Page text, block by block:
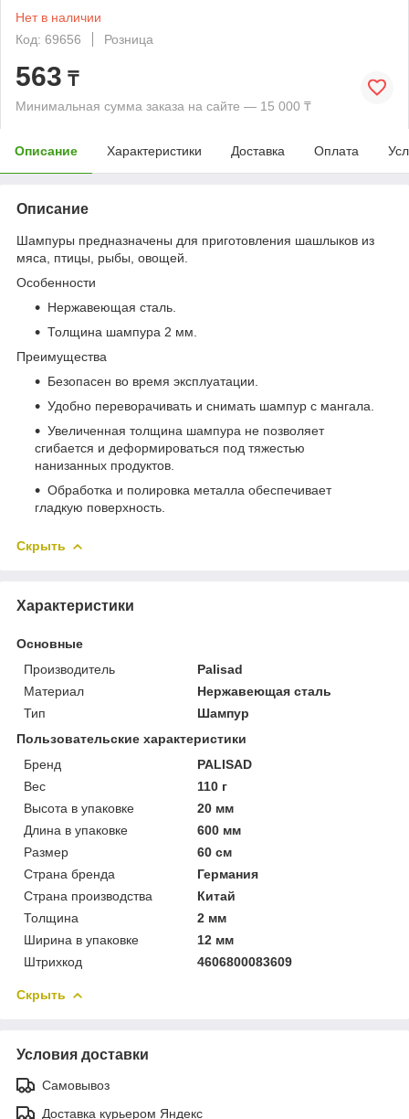
Нет в наличии
Код: 69656
Розница
563 ₸
Минимальная сумма заказа на сайте — 15 000 ₸
Описание Характеристики Доставка Оплата
Описание
Шампуры предназначены для приготовления шашлыков из
мяса, птицы, рыбы, овощей.
Особенности
Нержавеющая сталь.
Толщина шампура 2 мм.
Преимущества
Безопасен во время эксплуатации.
Удобно переворачивать и снимать шампур с мангала.
Увеличенная толщина шампура не позволяет
сгибается и деформироваться под тяжестью
нанизанных продуктов.
Обработка и полировка металла обеспечивает
гладкую поверхность.
Скрыть
Характеристики
Основные
Производитель
Palisad
Материал
Нержавеющая сталь
Тип
Шампур
Пользовательские характеристики
Бренд
PALISAD
Вес
110 г
Высота в упаковке
20 мм
Длина в упаковке
600 мм
Размер
60 см
Страна бренда
Германия
Страна производства
Китай
Толщина
2 мм
Ширина в упаковке
12 мм
Штрихкод
4606800083609
Скрыть
Условия доставки
Самовывоз
Доставка курьером Яндекс